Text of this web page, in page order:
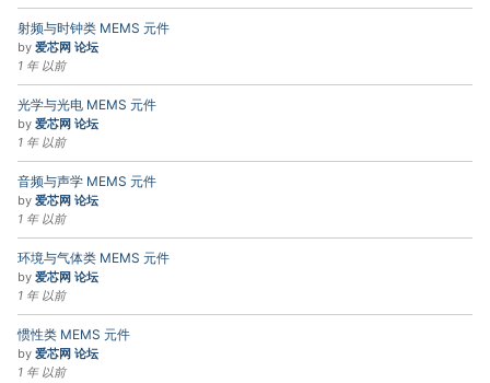
射频与时钟类 MEMS 元件
by 爱芯网 论坛
1 年 以前
光学与光电 MEMS 元件
by 爱芯网 论坛
1 年 以前
音频与声学 MEMS 元件
by 爱芯网 论坛
1 年 以前
环境与气体类 MEMS 元件
by 爱芯网 论坛
1 年 以前
惯性类 MEMS 元件
by 爱芯网 论坛
1 年 以前